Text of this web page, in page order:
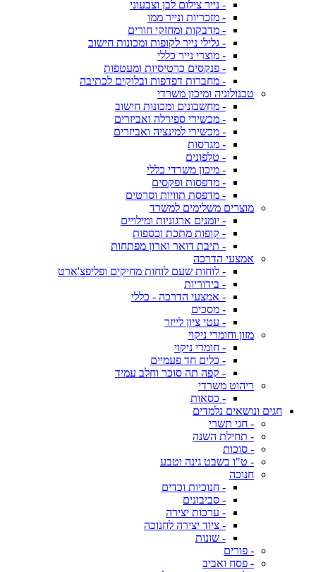
- נייר צילום לבן וצבעוני
- מזכריות ונייר ממו
- מדבקות ומחזקי חורים
- גלילי נייר לקופות ומכונות חישוב
- מוצרי נייר כללי
- פנקסים כרטיסיות ומעטפות
- מחברות דפדפות ובלוקים לכתיבה
טכנולוגיה ומיכון משרדי
- מחשבונים ומכונות חישוב
- מכשירי ספירלה ואביזרים
- מכשירי למינציה ואביזרים
- מגרסות
- טלפונים
- מיכון משרדי כללי
- מדפסות ופקסים
- מדפסת תוויות וסרטים
מוצרים משלימים למשרד
- יומנים ארגוניות ומילויים
- קופות מתכת וכספות
- תיבת דואר וארון מפתחות
אמצעי הדרכה
- לוחות שעם לוחות מחיקים ופליפצ'ארט
- בידוריות
- אמצעי הדרכה - כללי
- מסכים
- עטי ציון לייזר
מזון וחומרי ניקוי
- חומרי ניקוי
- כלים חד פעמיים
- קפה תה סוכר וחלב עמיד
ריהוט משרדי
- כסאות
חגים ונושאים נלמדים
- חגי תשרי
- תחילת השנה
- סוכות
- ט"ו בשבט גינה וטבע
חנוכה
- חנוכיות וכדים
- סביבונים
- ערכות יצירה
- ציוד יצירה לחנוכה
- שונות
- פורים
- פסח ואביב